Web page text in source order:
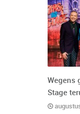
Wegens
Stage